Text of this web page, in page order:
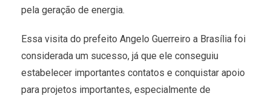
pela geração de energia.
Essa visita do prefeito Angelo Guerreiro a Brasília foi
considerada um sucesso, já que ele conseguiu
estabelecer importantes contatos e conquistar apoio
para projetos importantes, especialmente de